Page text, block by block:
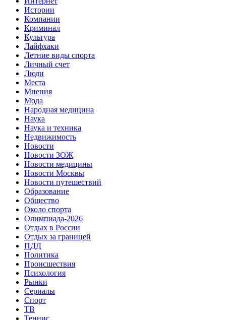
Истории
Компании
Криминал
Культура
Лайфхаки
Летние виды спорта
Личный счет
Люди
Места
Мнения
Мода
Народная медицина
Наука
Наука и техника
Недвижимость
Новости
Новости ЗОЖ
Новости медицины
Новости Москвы
Новости путешествий
Образование
Общество
Около спорта
Олимпиада-2026
Отдых в России
Отдых за границей
ПДД
Политика
Происшествия
Психология
Рынки
Сериалы
Спорт
ТВ
Теннис